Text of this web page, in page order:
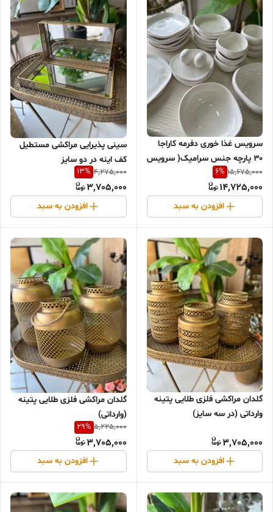
سرویس غذا خوری دفرمه کاراجا
۳۰ پارچه جنس سرامیک( سرویس
۶ نفره)
15,675,000
6%
14,725,000
افزودن به سبد
سینی پذیرایی مراکشی مستطیل
کف اینه در دو سایز
4,275,000
13%
3,705,000
افزودن به سبد
گلدان مراکشی فلزی طلایی پتینه
وارداتی (در سه سایز)
3,705,000
افزودن به سبد
گلدان مراکشی فلزی طلایی پتینه
(وارداتی)
5,225,000
29%
3,705,000
افزودن به سبد